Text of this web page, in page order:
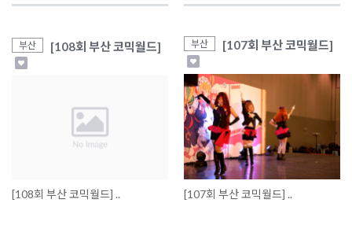
부산 [108회 부산 코믹월드]
[108회 부산 코믹월드] ..
부산 [107회 부산 코믹월드]
[107회 부산 코믹월드] ..